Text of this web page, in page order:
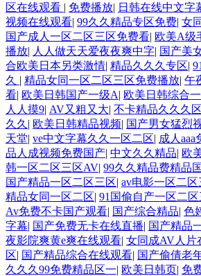
区在线观看 | 免费播放| 日韩在线中文字
视频在线观看| 99久久精品专区免费| 女
国产成人一区二区三区免费看| 欧美A级
播放| 人人做天天爱夜夜爽中字| 国产美
合欧美日本另类激情| 精品久久久专区|
久 | 精品女同一区二区三区免费播放| 午
看| 欧美日韩国产一级A| 欧美日韩综合
人人摸9| AV又粗又大| 不卡精品久久久区
久久 | 欧美日韩精品视频| 国产男女猛烈
天堂| ve中文字幕久久一区二区| 成人
品人成视频免费国产| 中文久久精品| 欧
韩一区二区三区AV| 99久久精品费精品
国产精品一区二区三区| av电影一区二区
精品女同一区二区| 91国偷自产一区二区
Av免费不卡国产观看| 国产综合精品| 色
字幕| 国产免费无卡在线直播| 国产精品
夜影院爽黄e爽在线观看| 女同成AV人片
区| 国产精品综合在线观看| 国产偷倩老
久久久99免费精品区一| 欧美日韩页| 免